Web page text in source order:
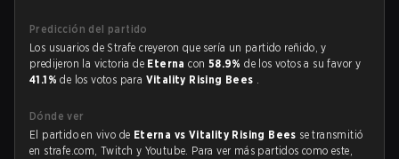
Predicción del partido
Los usuarios de Strafe creyeron que sería un partido reñido, y
predijeron la victoria de Eternacon 58.9%de los votos a su favor y
41.1%de los votos para Vitality Rising Bees .
Dónde ver
El partido en vivo de Eterna vs Vitality Rising Bees se transmitió
en strafe.com, Twitch y Youtube. Para ver más partidos como este,